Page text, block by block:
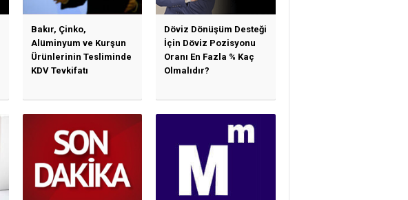
Bakır, Çinko,
Alüminyum ve Kurşun
Ürünlerinin Tesliminde
KDV Tevkifatı
Döviz Dönüşüm Desteği
İçin Döviz Pozisyonu
Oranı En Fazla % Kaç
Olmalıdır?